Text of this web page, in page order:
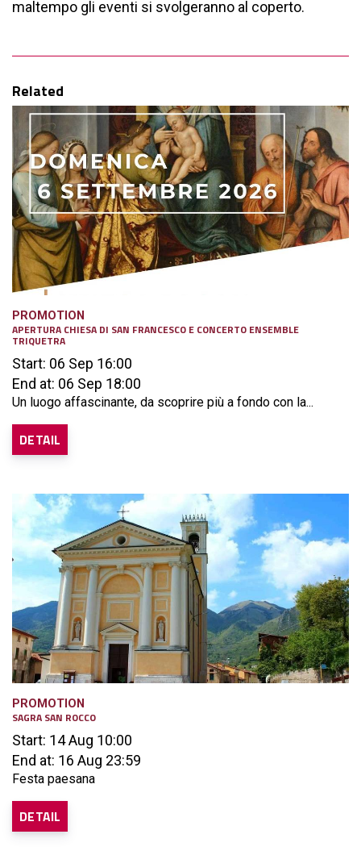
maltempo gli eventi si svolgeranno al coperto.
Related
PROMOTION
APERTURA CHIESA DI SAN FRANCESCO E CONCERTO ENSEMBLE
TRIQUETRA
Start: 06 Sep 16:00
End at: 06 Sep 18:00
Un luogo affascinante, da scoprire più a fondo con la...
DETAIL
PROMOTION
SAGRA SAN ROCCO
Start: 14 Aug 10:00
End at: 16 Aug 23:59
Festa paesana
DETAIL